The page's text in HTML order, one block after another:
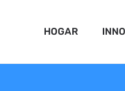
HOGAR